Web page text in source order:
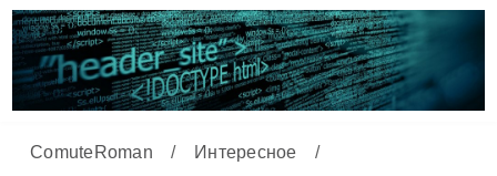
ComuteRoman / Интересное
/